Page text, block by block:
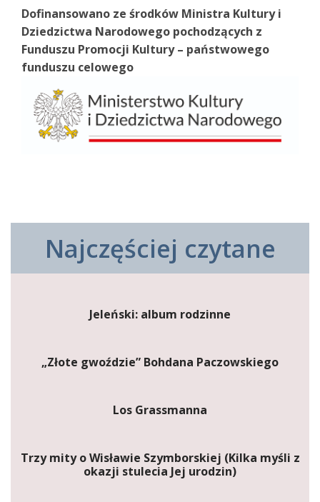
Dofinansowano ze środków Ministra Kultury i
Dziedzictwa Narodowego pochodzących z
Funduszu Promocji Kultury – państwowego
funduszu celowego
Najczęściej czytane
Jeleński: album rodzinne
„Złote gwoździe” Bohdana Paczowskiego
Los Grassmanna
Trzy mity o Wisławie Szymborskiej (Kilka myśli z
okazji stulecia Jej urodzin)